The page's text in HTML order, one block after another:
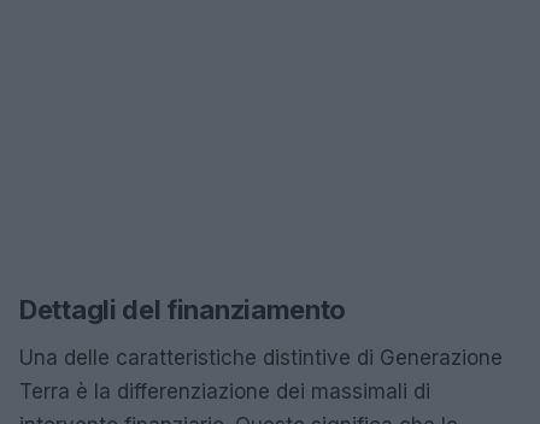
Dettagli del finanziamento
Una delle caratteristiche distintive di Generazione
Terra è la differenziazione dei massimali di